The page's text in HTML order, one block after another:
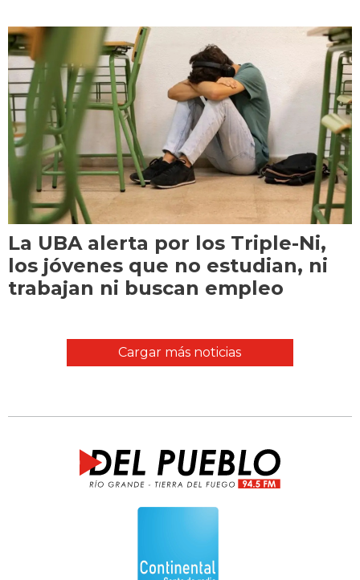
La UBA alerta por los Triple-Ni,
los jóvenes que no estudian, ni
trabajan ni buscan empleo
Cargar más noticias